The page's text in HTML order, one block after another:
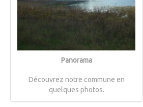
Panorama
Découvrez notre commune en
quelques photos.